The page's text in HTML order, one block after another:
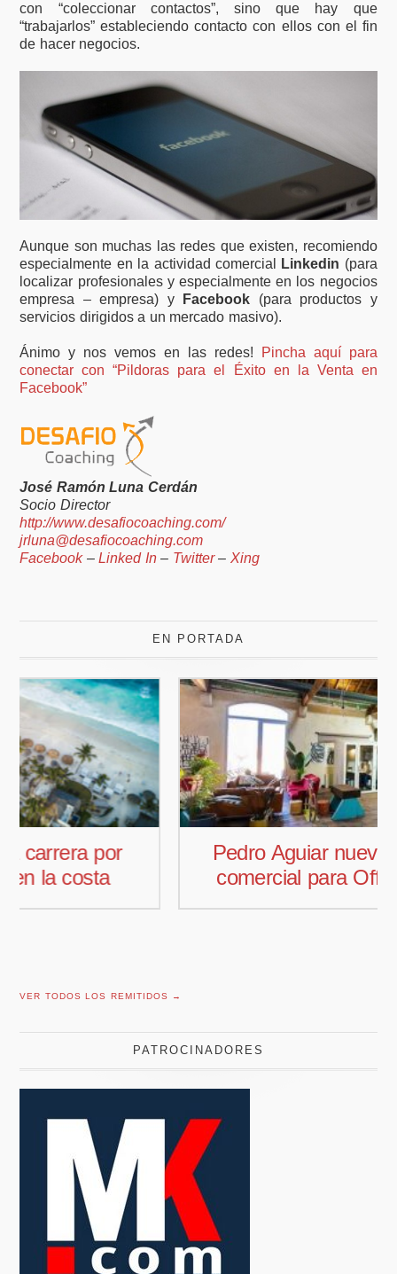
con “coleccionar contactos”, sino que hay que
“trabajarlos” estableciendo contacto con ellos con el fin
de hacer negocios.
Aunque son muchas las redes que existen, recomiendo
especialmente en la actividad comercial
Linkedin (para
localizar profesionales y especialmente en los negocios
empresa – empresa) y
Facebook (para productos y
servicios dirigidos a un mercado masivo).
Ánimo y nos vemos en las redes!
Pincha aquí para
conectar con “Pildoras para el Éxito en la Venta en
Facebook”
José Ramón Luna Cerdán
Socio Director
http://www.desafiocoaching.com/
jrluna@desafiocoaching.com
Facebook–Linked In– Twitter– Xing
EN PORTADA
Pedro Aguiar nuevo responsable
comercial para Offcoustic Iberia
VER TODOS LOS REMITIDOS →
PATROCINADORES